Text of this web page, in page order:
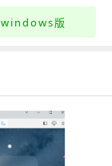
windows版